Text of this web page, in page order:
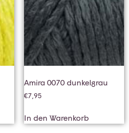
Amira 0070 dunkelgrau
€7,95
In den Warenkorb